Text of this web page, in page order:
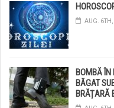
AUG.
BOMBĂ
BĂGAT
BRĂȚARĂ